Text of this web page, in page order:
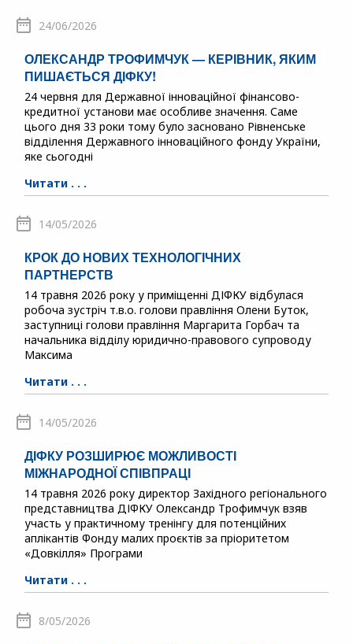
24/06/2026
ОЛЕКСАНДР ТРОФИМЧУК — КЕРІВНИК, ЯКИМ
ПИШАЄТЬСЯ ДІФКУ!
24 червня для Державної інноваційної фінансово-
кредитної установи має особливе значення. Саме
цього дня 33 роки тому було засновано Рівненське
відділення Державного інноваційного фонду України,
яке сьогодні
Читати . . .
14/05/2026
КРОК ДО НОВИХ ТЕХНОЛОГІЧНИХ
ПАРТНЕРСТВ
14 травня 2026 року у приміщенні ДІФКУ відбулася
робоча зустріч т.в.о. голови правління Олени Буток,
заступниці голови правління Маргарита Горбач та
начальника відділу юридично-правового супроводу
Максима
Читати . . .
14/05/2026
ДІФКУ РОЗШИРЮЄ МОЖЛИВОСТІ
МІЖНАРОДНОЇ СПІВПРАЦІ
14 травня 2026 року директор Західного регіонального
представництва ДІФКУ Олександр Трофимчук взяв
участь у практичному тренінгу для потенційних
аплікантів Фонду малих проєктів за пріоритетом
«Довкілля» Програми
Читати . . .
8/05/2026